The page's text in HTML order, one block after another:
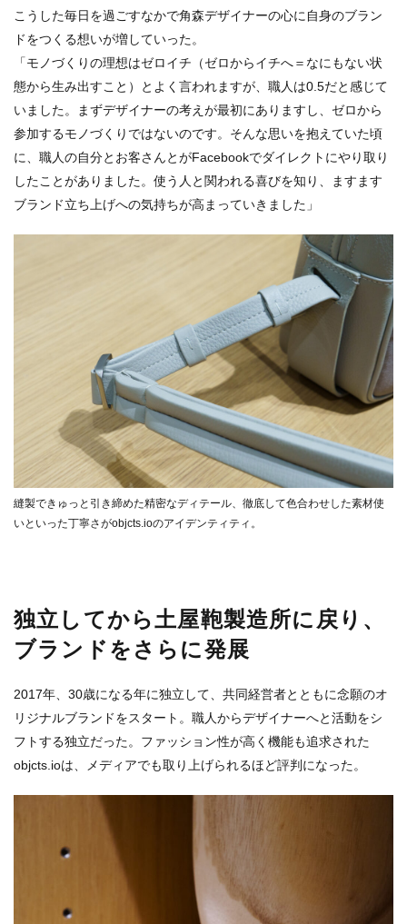
こうした毎日を過ごすなかで角森デザイナーの心に自身のブラン
ドをつくる想いが増していった。
「モノづくりの理想はゼロイチ（ゼロからイチへ＝なにもない状
態から生み出すこと）とよく言われますが、職人は0.5だと感じて
いました。まずデザイナーの考えが最初にありますし、ゼロから
参加するモノづくりではないのです。そんな思いを抱えていた頃
に、職人の自分とお客さんとがFacebookでダイレクトにやり取り
したことがありました。使う人と関われる喜びを知り、ますます
ブランド立ち上げへの気持ちが高まっていきました」
縫製できゅっと引き締めた精密なディテール、徹底して色合わせした素材使
いといった丁寧さがobjcts.ioのアイデンティティ。
独立してから土屋鞄製造所に戻り、
ブランドをさらに発展
2017年、30歳になる年に独立して、共同経営者とともに念願のオ
リジナルブランドをスタート。職人からデザイナーへと活動をシ
フトする独立だった。ファッション性が高く機能も追求された
objcts.ioは、メディアでも取り上げられるほど評判になった。